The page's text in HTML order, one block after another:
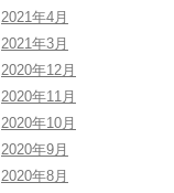
2021年4月
2021年3月
2020年12月
2020年11月
2020年10月
2020年9月
2020年8月